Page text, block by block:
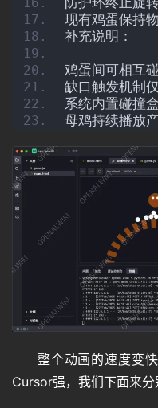
绘
画
音
频
视
题
教
登录
现有鸡蛋保持
补充说明：
鸡蛋间可相互
缺口触发机制
系统内置碰撞
母鸡持续播放
整个动画的速度变
Cursor强，我们下面来分